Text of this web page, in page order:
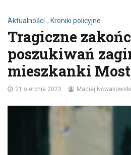
Aktualności , Kroniki policyjne
Tragiczne
poszukiwań
mieszkanki
21 sierpnia 2023 Maciej Nowakowski